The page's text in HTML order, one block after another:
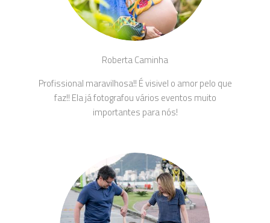
Roberta Caminha
Profissional maravilhosa!! É visivel o amor pelo que
faz!! Ela já fotografou vários eventos muito
importantes para nós!